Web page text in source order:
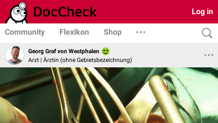
Log in
Community Flexikon Shop
Georg Graf von Westphalen
Arzt | Ärztin (ohne Gebietsbezeichnung)